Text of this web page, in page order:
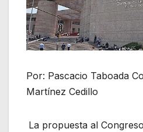
Por: Pascacio Taboada
Martínez Cedillo
La propuesta al